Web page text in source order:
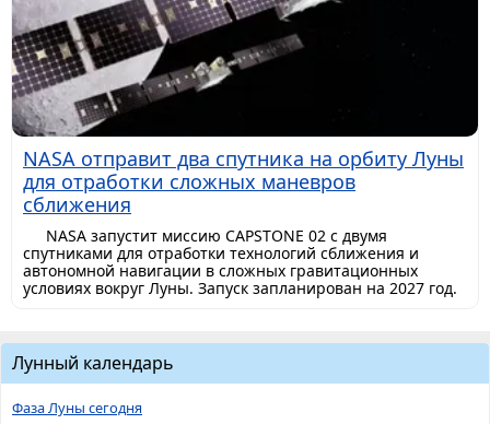
NASA отправит два спутника на орбиту Луны
для отработки сложных маневров
сближения
NASA запустит миссию CAPSTONE 02 с двумя
спутниками для отработки технологий сближения и
автономной навигации в сложных гравитационных
условиях вокруг Луны. Запуск запланирован на 2027 год.
Лунный календарь
Фаза Луны сегодня